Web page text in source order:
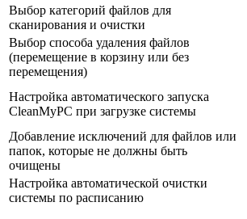
Выбор категорий файлов для
сканирования и очистки
Выбор способа удаления файлов
(перемещение в корзину или без
перемещения)
Настройка автоматического запуска
CleanMyPC при загрузке системы
Добавление исключений для файлов или
папок, которые не должны быть
очищены
Настройка автоматической очистки
системы по расписанию